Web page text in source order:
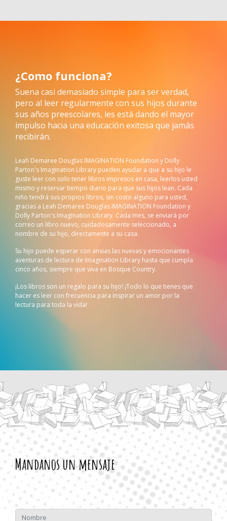
¿Como funciona?
Suena casi demasiado simple para ser verdad,
pero al leer regularmente con sus hijos durante
sus años preescolares, les está dando el mayor
impulso hacia una educación exitosa que jamás
recibirán.
Leah Demaree Douglas IMAGINATION Foundation y Dolly
Parton's Imagination Library pueden ayudar a que a su hijo le
guste leer con solo tener libros impresos en casa, leerlos usted
mismo y reservar tiempo diario para que sus hijos lean. Cada
niño tendrá sus propios libros, sin costo alguno para usted,
gracias a Leah Demaree Douglas IMAGINATION Foundation y
Dolly Parton's Imagination Library. Cada mes, se enviará por
correo un libro nuevo, cuidadosamente seleccionado, a
nombre de su hijo, directamente a su casa.
Su hijo puede esperar con ansias las nuevas y emocionantes
aventuras de lectura de Imagination Library hasta que cumpla
cinco años, siempre que viva en Bosque Country.
¡Los libros son un regalo para su hijo! ¡Todo lo que tienes que
hacer es leer con frecuencia para inspirar un amor por la
lectura para toda la vida!
Mandanos un mensaje